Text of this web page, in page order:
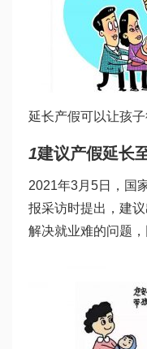
延长产假可以让孩
1建议产假延长
2021年3月5日，国
报采访时提出，建
解决就业难的问题